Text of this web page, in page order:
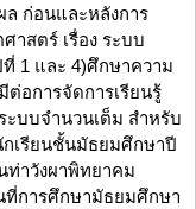
ก่อนและหลังการ
าสตร์ เรื่อง ระบบ
1 และ 4)ศึกษาความ
อการจัดการเรียนรู้
บบจำนวนเต็ม สำหรับ
เรียนชั้นมัธยมศึกษาปี
ท่าวังผาพิทยาคม
ที่การศึกษามัธยมศึกษา